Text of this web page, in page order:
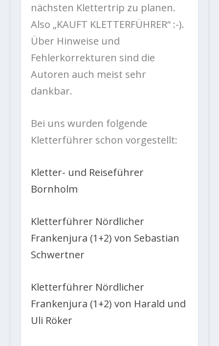
nächsten Klettertrip zu planen.
Also „KAUFT KLETTERFÜHRER“ :-).
Über Hinweise und
Fehlerkorrekturen sind die
Autoren auch meist sehr
dankbar.
Bei uns wurden folgende
Kletterführer schon vorgestellt:
Kletter- und Reiseführer
Bornholm
Kletterführer Nördlicher
Frankenjura (1+2) von Sebastian
Schwertner
Kletterführer Nördlicher
Frankenjura (1+2) von Harald und
Uli Röker